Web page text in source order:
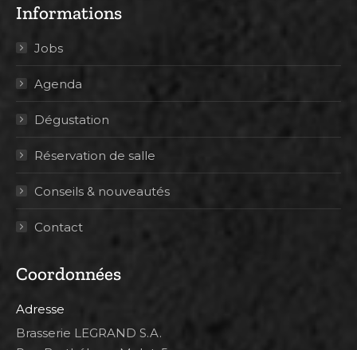
Informations
Jobs
Agenda
Dégustation
Réservation de salle
Conseils & nouveautés
Contact
Coordonnées
Adresse
Brasserie LEGRAND S.A.